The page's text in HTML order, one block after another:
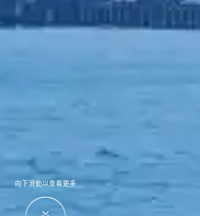
向下滑動以查看更多